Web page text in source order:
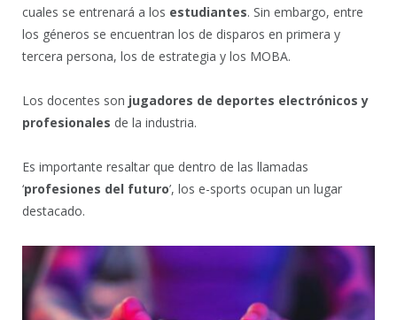
cuales se entrenará a los estudiantes. Sin embargo, entre
los géneros se encuentran los de disparos en primera y
tercera persona, los de estrategia y los MOBA.
Los docentes son jugadores de deportes electrónicos y
profesionales de la industria.
Es importante resaltar que dentro de las llamadas
‘profesiones del futuro’, los e-sports ocupan un lugar
destacado.